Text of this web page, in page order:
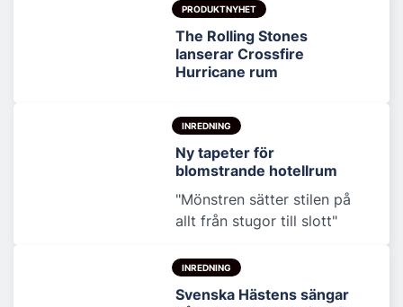
PRODUKTNYHET
The Rolling Stones
lanserar Crossfire
Hurricane rum
INREDNING
Ny tapeter för
blomstrande hotellrum
"Mönstren sätter stilen på
allt från stugor till slott"
INREDNING
Svenska Hästens sängar